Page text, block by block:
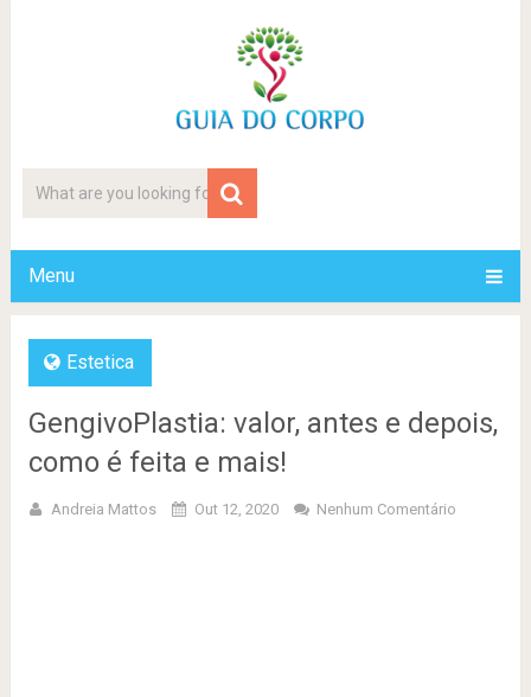
Menu
Estetica
GengivoPlastia: valor, antes e depois,
como é feita e mais!
Andreia Mattos Out 12, 2020 Nenhum Comentário